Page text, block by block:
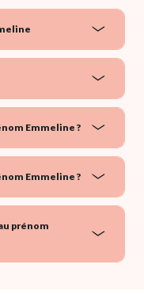
Emmeline ?
Emmeline ?
prénom